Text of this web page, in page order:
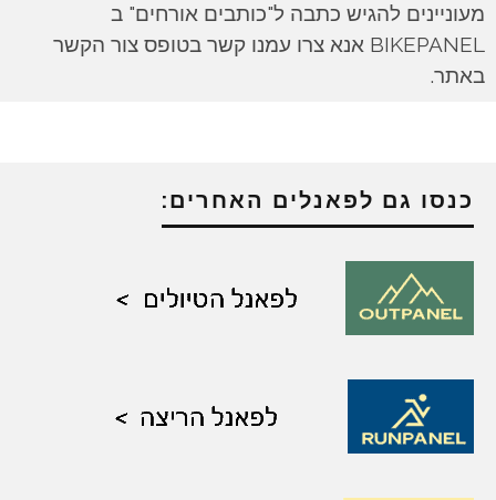
מעוניינים להגיש כתבה ל"כותבים אורחים" ב
BIKEPANEL אנא צרו עמנו קשר בטופס צור הקשר
באתר.
כנסו גם לפאנלים האחרים: